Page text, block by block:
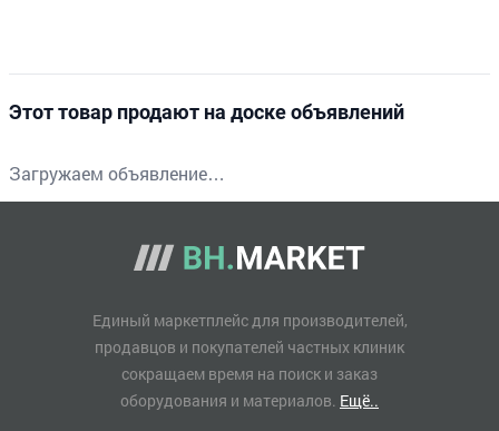
Этот товар продают на доске объявлений
Загружаем объявление…
Единый маркетплейс для производителей,
продавцов и покупателей частных клиник
сокращаем время на поиск и заказ
оборудования и материалов. Ещё..